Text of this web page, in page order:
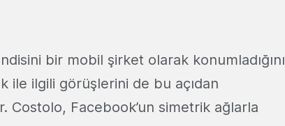
bir mobil şirket olarak konumladığını
ile ilgili görüşlerini de bu açıdan
Facebook’un simetrik ağlarla